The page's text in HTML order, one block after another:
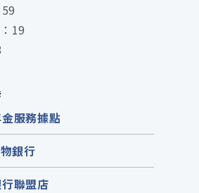
19
服務據點
銀行
聯盟店